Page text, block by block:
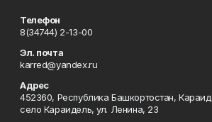
Телефон
8(34744) 2-13-00
Эл. почта
karred@yandex.ru
Адрес
452360, Республика Башкортостан,
село Караидель, ул. Ленина, 23